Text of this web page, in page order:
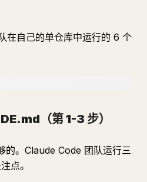
在自己的单仓库中运行的 6 个
（第 1-3 步）
的。Claude Code 团队运行三
点。